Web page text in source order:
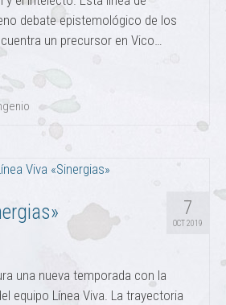
debate epistemológico de los
un precursor en Vico…
7
OCT 2019
una nueva temporada con la
equipo Línea Viva. La trayectoria